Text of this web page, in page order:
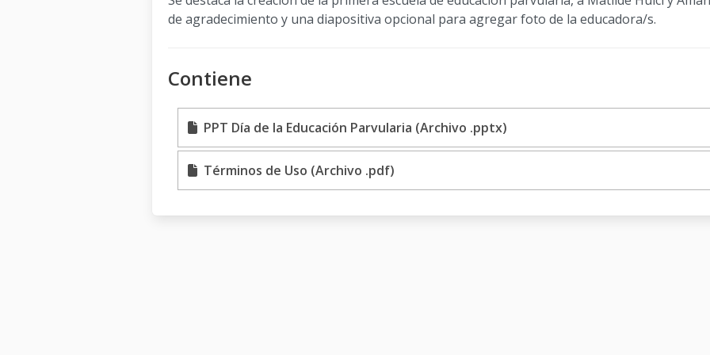
de agradecimiento y una diapositiva opcional para agregar foto de la educadora/s.
Contiene
PPT Día de la Educación Parvularia (Archivo .pptx)
Términos de Uso (Archivo .pdf)